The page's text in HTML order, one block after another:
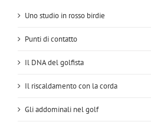
Uno studio in rosso birdie
Punti di contatto
Il DNA del golfista
Il riscaldamento con la corda
Gli addominali nel golf